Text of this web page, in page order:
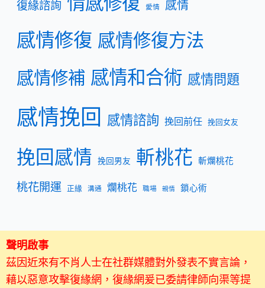
復緣諮詢 愛情 感情
感情修復 感情修復方法
感情修補 感情和合術 感情問題
感情挽回 感情諮詢 挽回前任 挽回女友
挽回感情 挽回男友 斬桃花 斬爛桃花
桃花開運 正緣 溝通 爛桃花 職場 親情 鎖心術
聲明啟事
茲因近來有不肖人士在社群媒體對外發表不實言論，
藉以惡意攻擊復緣網，復緣網爰已委請律師向渠等提